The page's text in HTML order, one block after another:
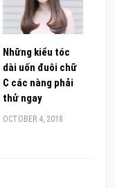
Những kiểu tóc
dài uốn đuôi chữ
C các nàng phải
thử ngay
OCTOBER 4, 2018